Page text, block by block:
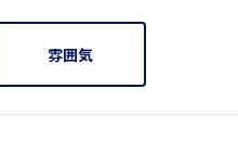
雰囲気